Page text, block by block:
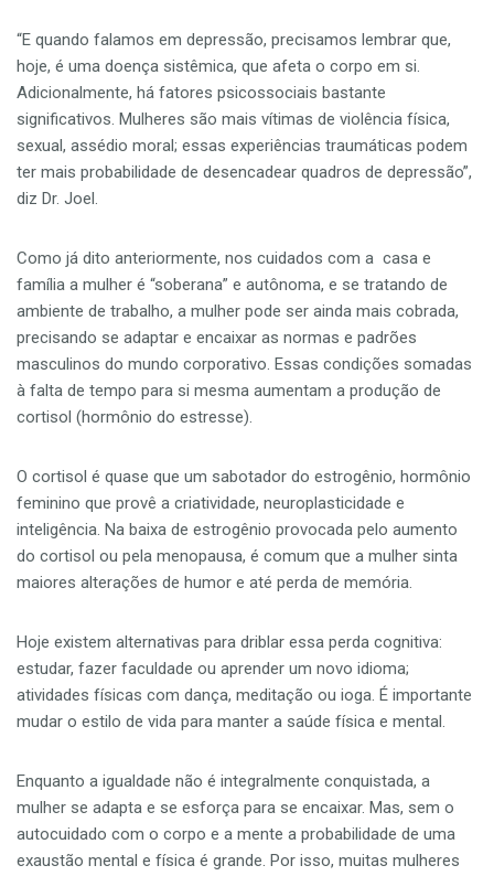
“E quando falamos em depressão, precisamos lembrar que,
hoje, é uma doença sistêmica, que afeta o corpo em si.
Adicionalmente, há fatores psicossociais bastante
significativos. Mulheres são mais vítimas de violência física,
sexual, assédio moral; essas experiências traumáticas podem
ter mais probabilidade de desencadear quadros de depressão”,
diz Dr. Joel.
Como já dito anteriormente, nos cuidados com a casa e
família a mulher é “soberana” e autônoma, e se tratando de
ambiente de trabalho, a mulher pode ser ainda mais cobrada,
precisando se adaptar e encaixar as normas e padrões
masculinos do mundo corporativo. Essas condições somadas
à falta de tempo para si mesma aumentam a produção de
cortisol (hormônio do estresse).
O cortisol é quase que um sabotador do estrogênio, hormônio
feminino que provê a criatividade, neuroplasticidade e
inteligência. Na baixa de estrogênio provocada pelo aumento
do cortisol ou pela menopausa, é comum que a mulher sinta
maiores alterações de humor e até perda de memória.
Hoje existem alternativas para driblar essa perda cognitiva:
estudar, fazer faculdade ou aprender um novo idioma;
atividades físicas com dança, meditação ou ioga. É importante
mudar o estilo de vida para manter a saúde física e mental.
Enquanto a igualdade não é integralmente conquistada, a
mulher se adapta e se esforça para se encaixar. Mas, sem o
autocuidado com o corpo e a mente a probabilidade de uma
exaustão mental e física é grande. Por isso, muitas mulheres